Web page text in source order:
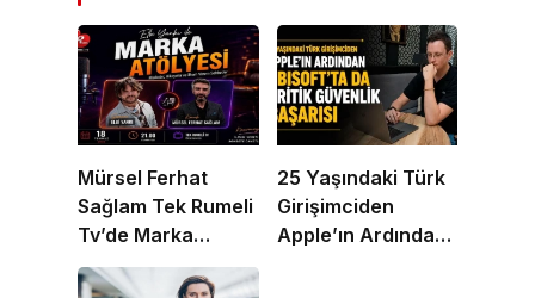
Mürsel Ferhat
Sağlam Tek Rumeli
Tv’de Marka
Atölyesi
Programına Konuk
25 Yaşındaki Türk
Girişimciden
Apple’ın Ardından